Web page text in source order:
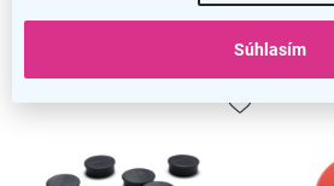
Súhlasím
Podobné